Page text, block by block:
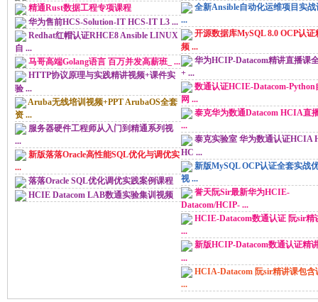
精通Rust数据工程专项课程
华为售前HCS-Solution-IT HCS-IT L3 ...
Redhat红帽认证RHCE8 Ansible LINUX
自 ...
马哥高端Golang语言 百万并发高薪班_ ...
HTTP协议原理与实践精讲视频+课件实
验 ...
Aruba无线培训视频+PPT ArubaOS全套
资 ...
服务器硬件工程师从入门到精通系列视
...
新版落落Oracle高性能SQL优化与调优实
...
落落Oracle SQL优化调优实践案例课程
HCIE Datacom LAB数通实验集训视频
全新Ansible自动化运维项目实战
...
开源数据库MySQL 8.0 OCP认证
频 ...
华为HCIP-Datacom精讲直播课
+ ...
数通认证HCIE-Datacom-Python
网 ...
泰克华为数通Datacom HCIA直
...
泰克实验室 华为数通认证HCIA
HC ...
新版MySQL OCP认证全套实战
视 ...
誉天阮Sir最新华为HCIE-
Datacom/HCIP- ...
HCIE-Datacom数通认证 阮sir精
...
新版HCIP-Datacom数通认证精
...
HCIA-Datacom 阮sir精讲课包含
...